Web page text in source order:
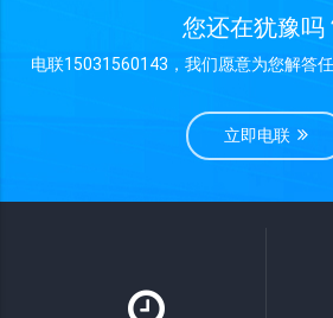
您还在犹豫吗
电联15031560143，我们愿意为您解答
立即电联